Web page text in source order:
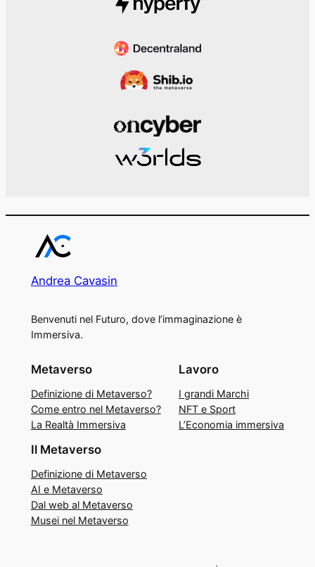
Andrea Cavasin
Benvenuti nel Futuro, dove l’immaginazione è
Immersiva.
Metaverso
Definizione di Metaverso?
Come entro nel Metaverso?
La Realtà Immersiva
Lavoro
I grandi Marchi
NFT e Sport
L’Economia immersiva
Il Metaverso
Definizione di Metaverso
AI e Metaverso
Dal web al Metaverso
Musei nel Metaverso